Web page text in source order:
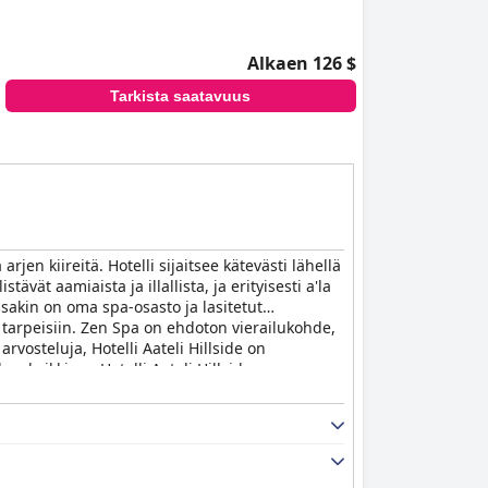
henkilökunnan pätevyyttä ja
yhteyksiä. Perheet pitävät hotellia
ympäristö yhdistettynä hotellin kätevään
kovuuden suhteen vaihtelevat. Hotelli
liikuntarajoitteisille
ja historiallinen miljöö lisäävät sen
yksityiskohdilla ja laadukkailla
kiitettävän valinnan vierailijoille, jotka
Alkaen 126 $
Tarkista saatavuus
kiireitä. Hotelli sijaitsee kätevästi lähellä
aamiaista ja illallista, ja erityisesti a'la
on oma spa-osasto ja lasitetut
Zen Spa on ehdoton vierailukohde,
Hotelli Aateli Hillside on
kaikkiaan Hotelli Aateli Hillside on